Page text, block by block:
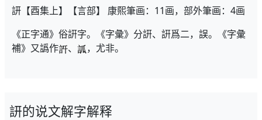
訮【酉集上】【言部】 康熙筆画：11画，部外筆画：4画
《正字通》俗詽字。《字彙》分詽、詽爲二，誤。《字彙
補》又譌作
、 ，尤非。
訮的说文解字解释